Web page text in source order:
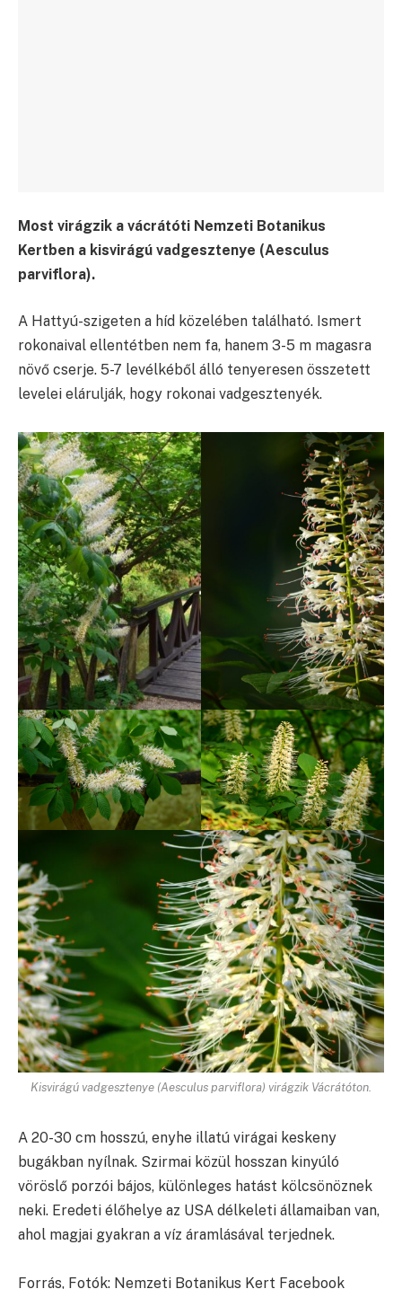
Most virágzik a vácrátóti Nemzeti Botanikus
Kertben a kisvirágú vadgesztenye (Aesculus
parviflora).
A Hattyú-szigeten a híd közelében található. Ismert
rokonaival ellentétben nem fa, hanem 3-5 m magasra
növő cserje. 5-7 levélkéből álló tenyeresen összetett
levelei elárulják, hogy rokonai vadgesztenyék.
Kisvirágú vadgesztenye (Aesculus parviflora) virágzik Vácrátóton.
A 20-30 cm hosszú, enyhe illatú virágai keskeny
bugákban nyílnak. Szirmai közül hosszan kinyúló
vöröslő porzói bájos, különleges hatást kölcsönöznek
neki. Eredeti élőhelye az USA délkeleti államaiban van,
ahol magjai gyakran a víz áramlásával terjednek.
Forrás, Fotók: Nemzeti Botanikus Kert Facebook